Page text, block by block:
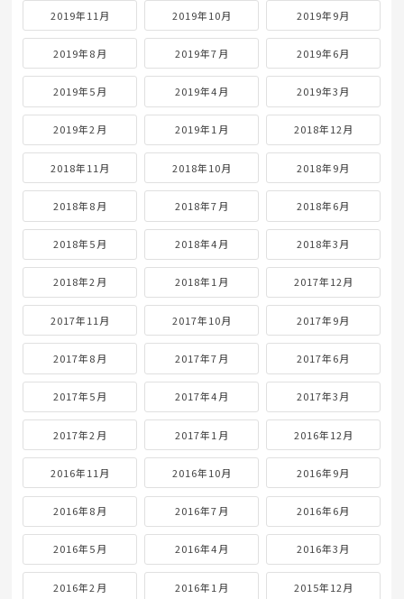
2019年11月 2019年10月 2019年9月
2019年8月 2019年7月 2019年6月
2019年5月 2019年4月 2019年3月
2019年2月 2019年1月 2018年12月
2018年11月 2018年10月 2018年9月
2018年8月 2018年7月 2018年6月
2018年5月 2018年4月 2018年3月
2018年2月 2018年1月 2017年12月
2017年11月 2017年10月 2017年9月
2017年8月 2017年7月 2017年6月
2017年5月 2017年4月 2017年3月
2017年2月 2017年1月 2016年12月
2016年11月 2016年10月 2016年9月
2016年8月 2016年7月 2016年6月
2016年5月 2016年4月 2016年3月
2016年2月 2016年1月 2015年12月